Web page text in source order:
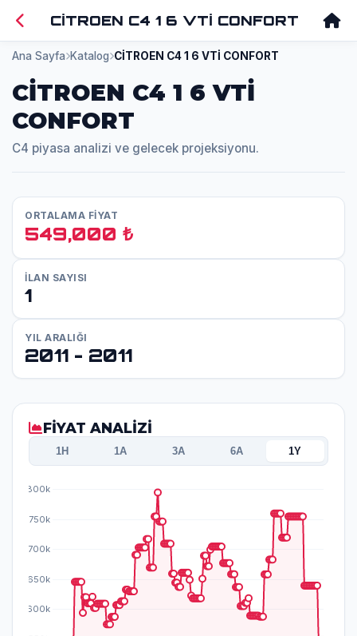
CİTROEN C4 1 6 VTİ CONFORT
Ana Sayfa Katalog CİTROEN C4 1 6 VTİ CONFORT
CİTROEN C4 1 6 VTİ
CONFORT
C4 piyasa analizi ve gelecek projeksiyonu.
ORTALAMA FİYAT
549,000 ₺
İLAN SAYISI
1
YIL ARALIĞI
2011 - 2011
FİYAT ANALİZİ
1H 1A 3A 6A 1Y